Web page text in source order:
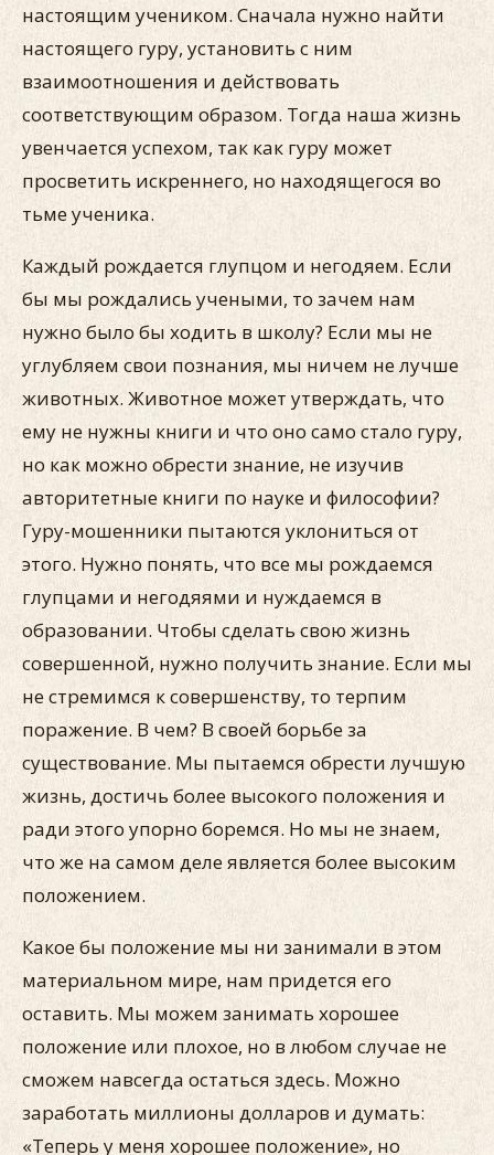
настоящим учеником. Сначала нужно найти
настоящего гуру, установить с ним
взаимоотношения и действовать
соответствующим образом. Тогда наша жизнь
увенчается успехом, так как гуру может
просветить искреннего, но находящегося во
тьме ученика.
Каждый рождается глупцом и негодяем. Если
бы мы рождались учеными, то зачем нам
нужно было бы ходить в школу? Если мы не
углубляем свои познания, мы ничем не лучше
животных. Животное может утверждать, что
ему не нужны книги и что оно само стало гуру,
но как можно обрести знание, не изучив
авторитетные книги по науке и философии?
Гуру-мошенники пытаются уклониться от
этого. Нужно понять, что все мы рождаемся
глупцами и негодяями и нуждаемся в
образовании. Чтобы сделать свою жизнь
совершенной, нужно получить знание. Если мы
не стремимся к совершенству, то терпим
поражение. В чем? В своей борьбе за
существование. Мы пытаемся обрести лучшую
жизнь, достичь более высокого положения и
ради этого упорно боремся. Но мы не знаем,
что же на самом деле является более высоким
положением.
Какое бы положение мы ни занимали в этом
материальном мире, нам придется его
оставить. Мы можем занимать хорошее
положение или плохое, но в любом случае не
сможем навсегда остаться здесь. Можно
заработать миллионы долларов и думать:
«Теперь у меня хорошее положение», но